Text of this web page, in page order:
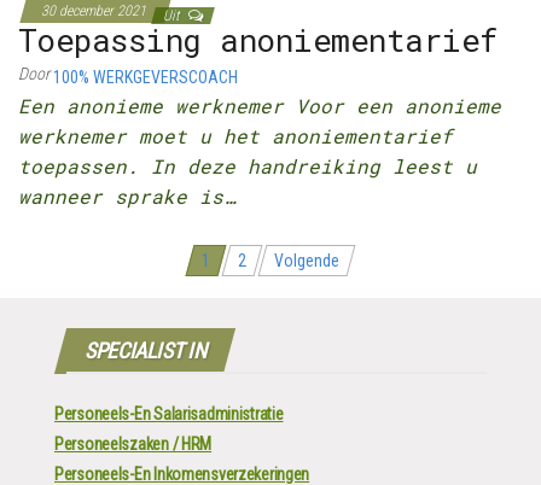
30 december 2021 Uit
Toepassing anoniementarief
Door100% WERKGEVERSCOACH
Een anonieme werknemer Voor een anonieme
werknemer moet u het anoniementarief
toepassen. In deze handreiking leest u
wanneer sprake is…
1 2 Volgende
SPECIALIST IN
Personeels-En Salarisadministratie
Personeelszaken / HRM
Personeels-En Inkomensverzekeringen